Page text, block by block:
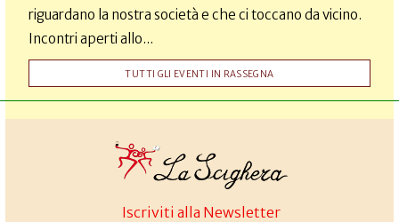
riguardano la nostra società e che ci toccano da vicino.
Incontri aperti allo...
TUTTI GLI EVENTI IN RASSEGNA
Iscriviti alla Newsletter